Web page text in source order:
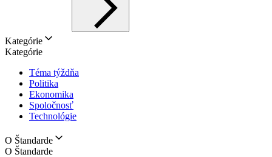
Kategórie
Kategórie
Téma týždňa
Politika
Ekonomika
Spoločnosť
Technológie
O Štandarde
O Štandarde